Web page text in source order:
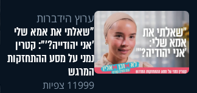
ערוץ הידברות
"שאלתי את אמא שלי
'אני יהודייה?'": קטרין
נמני על מסע ההתחזקות
המרגש
11999 צפיות